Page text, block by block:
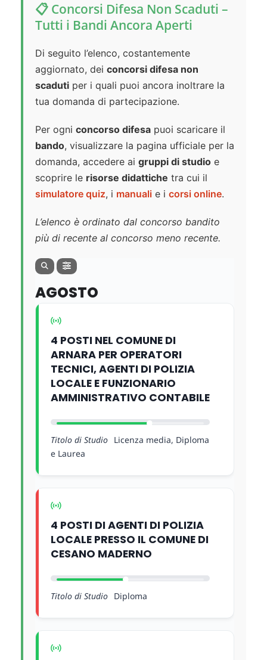
📋 Concorsi Difesa Non Scaduti –
Tutti i Bandi Ancora Aperti
Di seguito l’elenco, costantemente
aggiornato, dei concorsi difesa non
scaduti per i quali puoi ancora inoltrare la
tua domanda di partecipazione.
Per ogni concorso difesa puoi scaricare il
bando, visualizzare la pagina ufficiale per la
domanda, accedere ai gruppi di studio e
scoprire le risorse didattiche tra cui il
simulatore quiz, i manuali e i corsi online.
L’elenco è ordinato dal concorso bandito
più di recente al concorso meno recente.
AGOSTO
4 POSTI NEL COMUNE DI
ARNARA PER OPERATORI
TECNICI, AGENTI DI POLIZIA
LOCALE E FUNZIONARIO
AMMINISTRATIVO CONTABILE
Titolo di Studio Licenza media, Diploma
e Laurea
4 POSTI DI AGENTI DI POLIZIA
LOCALE PRESSO IL COMUNE DI
CESANO MADERNO
Titolo di Studio Diploma